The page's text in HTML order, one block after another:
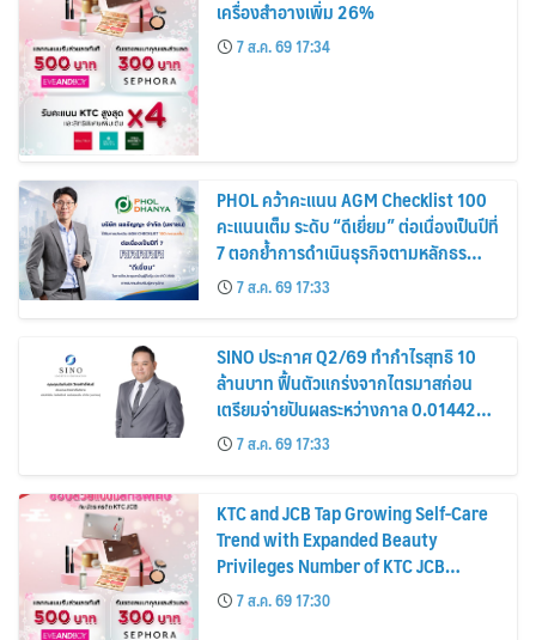
เครื่องสำอางเพิ่ม 26%
7 ส.ค. 69 17:34
PHOL คว้าคะแนน AGM Checklist 100
คะแนนเต็ม ระดับ “ดีเยี่ยม” ต่อเนื่องเป็นปีที่
7 ตอกย้ำการดำเนินธุรกิจตามหลักธร
รมาภิบาล โปร่งใส สร้างความเชื่อมั่นผู้ถือ
หุ้น
7 ส.ค. 69 17:33
SINO ประกาศ Q2/69 ทำกำไรสุทธิ 10
ล้านบาท ฟื้นตัวแกร่งจากไตรมาสก่อน
เตรียมจ่ายปันผลระหว่างกาล 0.014423
บาทต่อหุ้น ครึ่งปีหลังมุ่งเติบโตต่อเนื่อง
7 ส.ค. 69 17:33
KTC and JCB Tap Growing Self-Care
Trend with Expanded Beauty
Privileges Number of KTC JCB
Cardmembers Spending on
Cosmetics Rises 26%
7 ส.ค. 69 17:30